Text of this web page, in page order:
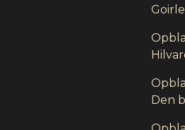
Goirle
Den